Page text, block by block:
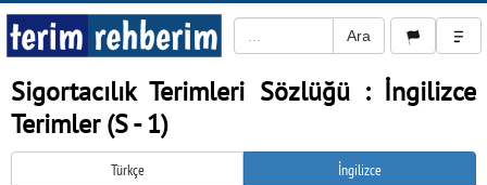
Sigortacılık Terimleri Sözlüğü : İngilizce
Terimler (S - 1)
Türkçe İngilizce